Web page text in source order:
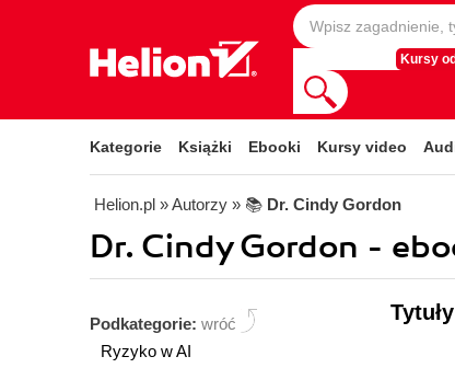
Kursy
Kategorie Książki Ebooki Kursy video
Helion.pl » Autorzy » 📚 Dr. Cindy Gordon
Dr. Cindy Gordon -
Podkategorie: wróć
Ryzyko w AI